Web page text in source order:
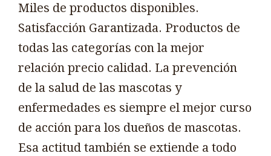
Miles de productos disponibles.
Satisfacción Garantizada. Productos de
todas las categorías con la mejor
relación precio calidad. La prevención
de la salud de las mascotas y
enfermedades es siempre el mejor curso
de acción para los dueños de mascotas.
Esa actitud también se extiende a todo